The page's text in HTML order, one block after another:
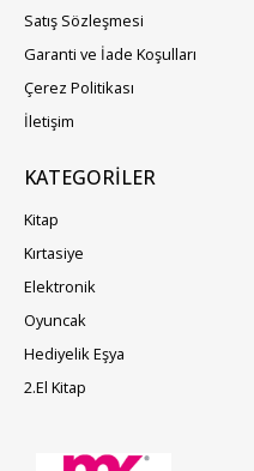
Satış Sözleşmesi
Garanti ve İade Koşulları
Çerez Politikası
İletişim
KATEGORILER
Kitap
Kırtasiye
Elektronik
Oyuncak
Hediyelik Eşya
2.El Kitap